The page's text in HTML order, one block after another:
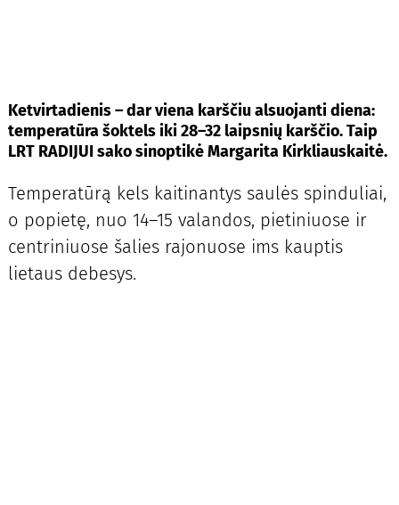
Ketvirtadienis – dar viena karščiu alsuojanti diena:
temperatūra šoktels iki 28–32 laipsnių karščio. Taip
LRT RADIJUI sako sinoptikė Margarita Kirkliauskaitė.
Temperatūrą kels kaitinantys saulės spinduliai,
o popietę, nuo 14–15 valandos, pietiniuose ir
centriniuose šalies rajonuose ims kauptis
lietaus debesys.